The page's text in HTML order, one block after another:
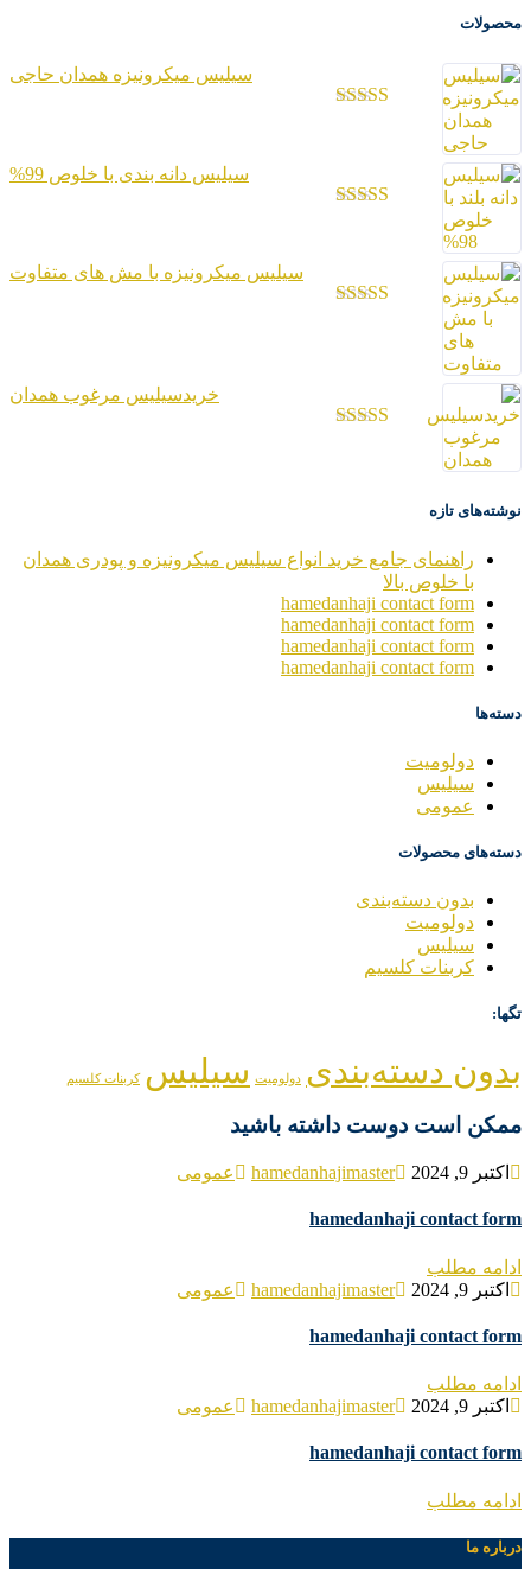
محصولات
سیلیس میکرونیزه همدان حاجی
سیلیس دانه بندی با خلوص 99%
سیلیس میکرونیزه با مش های متفاوت
خریدسیلیس مرغوب همدان
نوشته‌های تازه
راهنمای جامع خرید انواع سیلیس میکرونیزه و پودری همدان
با خلوص بالا
hamedanhaji contact form
hamedanhaji contact form
hamedanhaji contact form
hamedanhaji contact form
دسته‌ها
دولومیت
سیلیس
عمومی
دسته‌های محصولات
بدون دسته‌بندی
دولومیت
سیلیس
کربنات کلسیم
تگها:
بدون دسته‌بندی دولومیت سیلیس کربنات کلسیم
ممکن است دوست داشته باشید
اکتبر 9, 2024 hamedanhajimaster عمومی
hamedanhaji contact form
ادامه مطلب
اکتبر 9, 2024
hamedanhajimaster عمومی
hamedanhaji contact form
ادامه مطلب
اکتبر 9, 2024
hamedanhajimaster عمومی
hamedanhaji contact form
ادامه مطلب
درباره ما